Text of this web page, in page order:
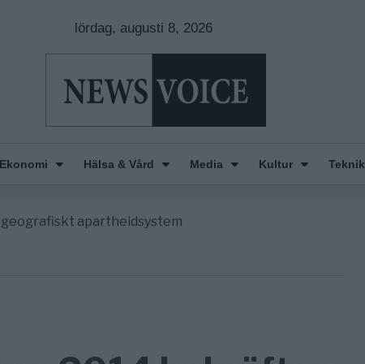
lördag, augusti 8, 2026
Ekonomi Hälsa & Vård Media Kultur Teknik
– Finally
geografiskt apartheidsystem